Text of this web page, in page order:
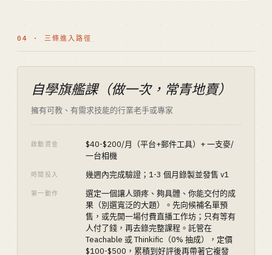
04 · 三條進入路徑
自學旗艦課（做一次，常青地賣）
擁有可教、有需求技能的行業老手或專家
啟動資金
$40-$200/月（平台+郵件工具）+ 一支麥/
一台相機
時間投入 幾週內完成驗證；1-3 個月錄製並發售 v1
第一動作
選定一個讓人頭疼、夠具體、你能交付的成
果（別選寬泛的大題）。先向候補名單預
售，或先開一場付費直播工作坊；只有等有
人付了錢，再去錄完整課程。託管在
Teachable 或 Thinkific（0% 抽成），定價
$100-$500，累積到好評後再帶著它複發